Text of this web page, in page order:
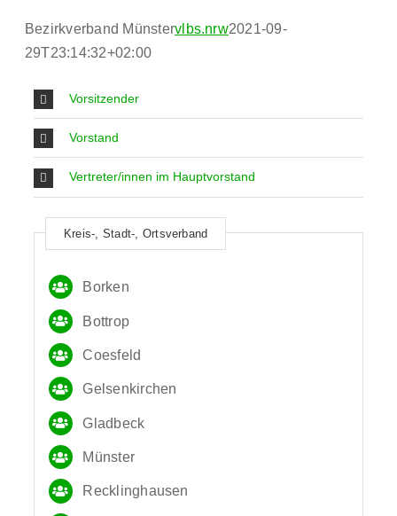
Bezirkverband Münstervlbs.nrw2021-09-
29T23:14:32+02:00
Vorsitzender
Vorstand
Vertreter/innen im Hauptvorstand
Kreis-, Stadt-, Ortsverband
Borken
Bottrop
Coesfeld
Gelsenkirchen
Gladbeck
Münster
Recklinghausen